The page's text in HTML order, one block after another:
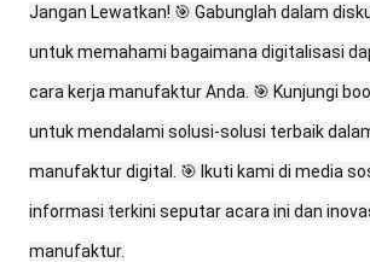
Jangan Lewatkan! 🎯 Gabunglah dalam
untuk memahami bagaimana digitalisasi
cara kerja manufaktur Anda. 🎯 Kunjungi
untuk mendalami solusi-solusi terbaik
manufaktur digital. 🎯 Ikuti kami di media
informasi terkini seputar acara ini dan
manufaktur.